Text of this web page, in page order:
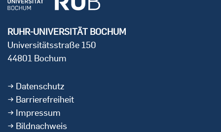
RUHR-UNIVERSITÄT BOCHUM
Universitätsstraße 150
44801 Bochum
Datenschutz
Barrierefreiheit
Impressum
Bildnachweis